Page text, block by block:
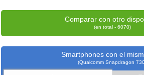
Comparar con otro
(en total - 6070)
Smartphones con el
(Qualcomm Snapdragon